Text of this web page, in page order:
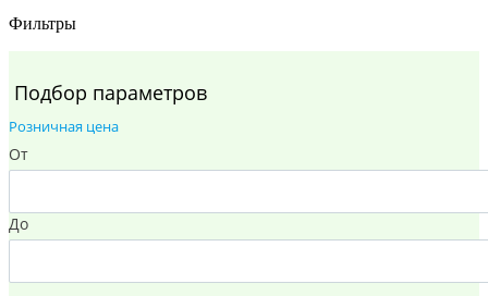
Фильтры
Подбор параметров
Розничная цена
От
До